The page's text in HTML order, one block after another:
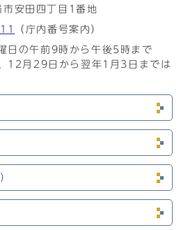
安田四丁目1番地
（庁内番号案内）
日の午前9時から午後5時まで
12月29日から翌年1月3日までは